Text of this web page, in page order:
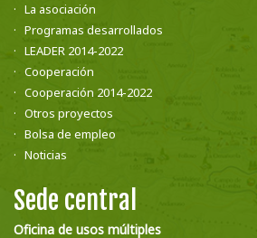
La asociación
Programas desarrollados
LEADER 2014-2022
Cooperación
Cooperación 2014-2022
Otros proyectos
Bolsa de empleo
Noticias
Sede central
Oficina de usos múltiples